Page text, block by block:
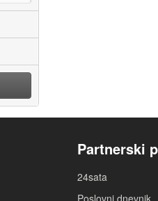
Partnerski
24sata
Poslovni dnevnik